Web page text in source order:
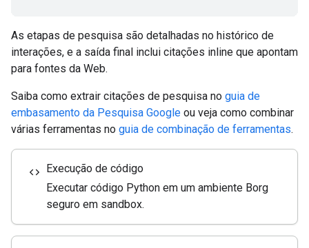
As etapas de pesquisa são detalhadas no histórico de
interações, e a saída final inclui citações inline que apontam
para fontes da Web.
Saiba como extrair citações de pesquisa no guia de
embasamento da Pesquisa Google ou veja como combinar
várias ferramentas no guia de combinação de ferramentas.
code Execução de código
Executar código Python em um ambiente Borg
seguro em sandbox.